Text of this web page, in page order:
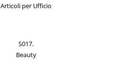
Articoli per Ufficio
S017.
Beauty